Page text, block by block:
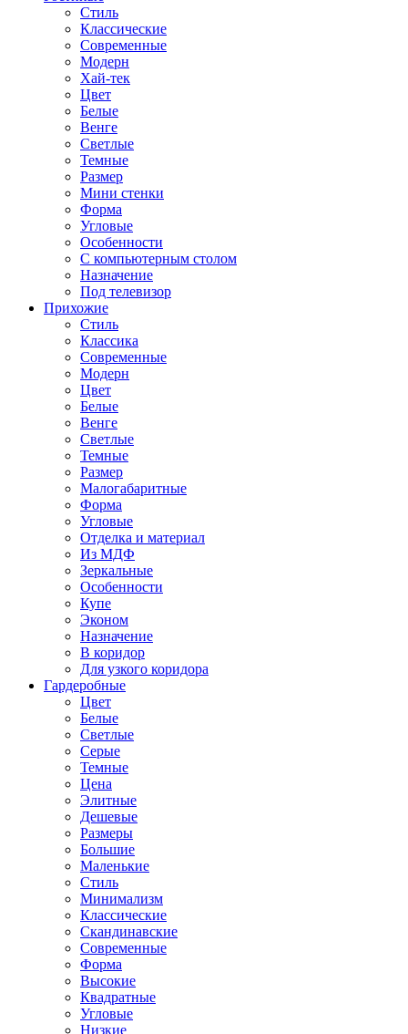
Стиль
Классические
Современные
Модерн
Хай-тек
Цвет
Белые
Венге
Светлые
Темные
Размер
Мини стенки
Форма
Угловые
Особенности
С компьютерным столом
Назначение
Под телевизор
Прихожие
Стиль
Классика
Современные
Модерн
Цвет
Белые
Венге
Светлые
Темные
Размер
Малогабаритные
Форма
Угловые
Отделка и материал
Из МДФ
Зеркальные
Особенности
Купе
Эконом
Назначение
В коридор
Для узкого коридора
Гардеробные
Цвет
Белые
Светлые
Серые
Темные
Цена
Элитные
Дешевые
Размеры
Большие
Маленькие
Стиль
Минимализм
Классические
Скандинавские
Современные
Форма
Высокие
Квадратные
Угловые
Низкие